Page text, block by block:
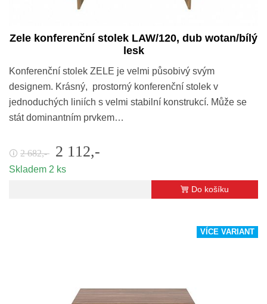
Zele konferenční stolek LAW/120, dub wotan/bílý
lesk
Konferenční stolek ZELE je velmi působivý svým
designem. Krásný, prostorný konferenční stolek v
jednoduchých liniích s velmi stabilní konstrukcí. Může se
stát dominantním prvkem…
🛈 2 682,- 2 112,-
Skladem 2 ks
Do košíku
VÍCE VARIANT